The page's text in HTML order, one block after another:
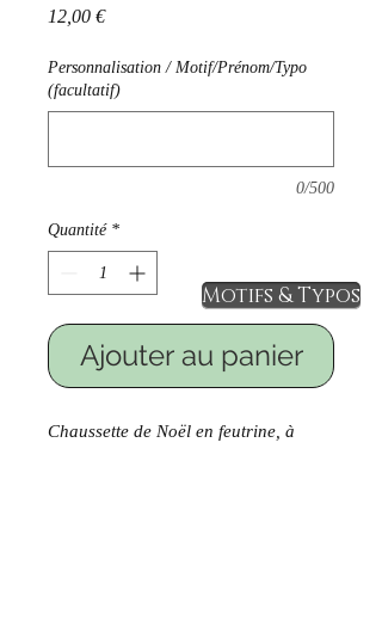
12,00 €Prix
Personnalisation / Motif/Prénom/Typo
(facultatif)
0/500
Quantité *
Ajouter au panier
Chaussette de Noël en feutrine, à
Motifs & Typos